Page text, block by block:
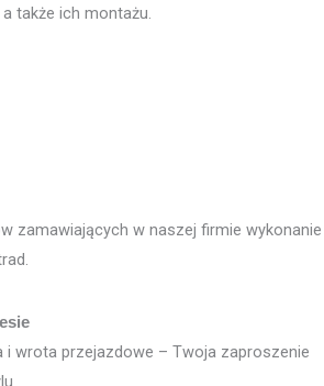
także ich montażu.
zamawiających w naszej firmie wykonanie
i wrota przejazdowe – Twoja zaproszenie